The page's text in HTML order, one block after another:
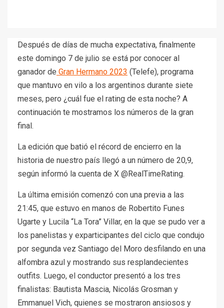
Después de días de mucha expectativa, finalmente
este domingo 7 de julio se está por conocer al
ganador de Gran Hermano 2023 (Telefe), programa
que mantuvo en vilo a los argentinos durante siete
meses, pero ¿cuál fue el rating de esta noche? A
continuación te mostramos los números de la gran
final.
La edición que batió el récord de encierro en la
historia de nuestro país llegó a un número de 20,9,
según informó la cuenta de X @RealTimeRating.
La última emisión comenzó con una previa a las
21:45, que estuvo en manos de Robertito Funes
Ugarte y Lucila “La Tora” Villar, en la que se pudo ver a
los panelistas y exparticipantes del ciclo que condujo
por segunda vez Santiago del Moro desfilando en una
alfombra azul y mostrando sus resplandecientes
outfits. Luego, el conductor presentó a los tres
finalistas: Bautista Mascia, Nicolás Grosman y
Emmanuel Vich, quienes se mostraron ansiosos y